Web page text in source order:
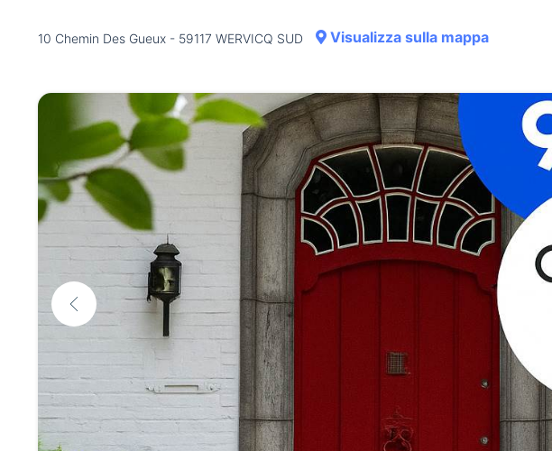
10 Chemin Des Gueux - 59117 WERVICQ SUD Visualizza sulla mappa